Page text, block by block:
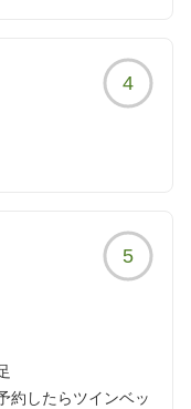
ッフへのお褒めの
ざいます。楽しい
言葉は、大きな励
しては今後の参考
のすべてでご満足
ます。
4
5
約したらツインベッ